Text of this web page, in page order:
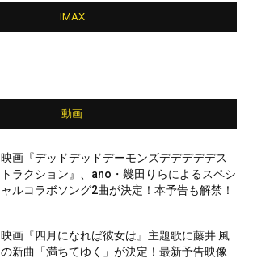
IMAX
動画
映画『デッドデッドデーモンズデデデデデス
トラクション』、ano・幾田りらによるスペシ
ャルコラボソング2曲が決定！本予告も解禁！
映画『四月になれば彼女は』主題歌に藤井 風
の新曲「満ちてゆく」が決定！最新予告映像